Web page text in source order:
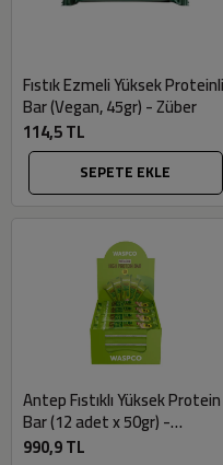
Fıstık Ezmeli Yüksek Proteinli
Bar (Vegan, 45gr) - Züber
114,5 TL
SEPETE EKLE
Antep Fıstıklı Yüksek Protein
Bar (12 adet x 50gr) -
Waspco
990,9 TL